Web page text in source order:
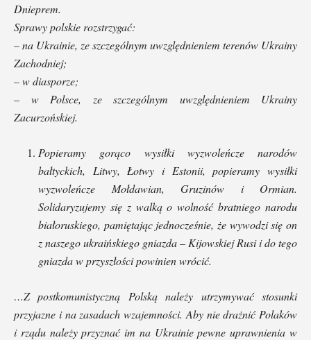
Dnieprem.
Sprawy polskie rozstrzygać:
– na Ukrainie, ze szczególnym uwzględnieniem terenów Ukrainy
Zachodniej;
– w diasporze;
– w Polsce, ze szczególnym uwzględnieniem Ukrainy
Zacurzońskiej.
Popieramy gorąco wysiłki wyzwoleńcze narodów
bałtyckich, Litwy, Łotwy i Estonii, popieramy wysiłki
wyzwoleńcze Mołdawian, Gruzinów i Ormian.
Solidaryzujemy się z walką o wolność bratniego narodu
białoruskiego, pamiętając jednocześnie, że wywodzi się on
z naszego ukraińskiego gniazda – Kijowskiej Rusi i do tego
gniazda w przyszłości powinien wrócić.
…Z postkomunistyczną Polską należy utrzymywać stosunki
przyjazne i na zasadach wzajemności. Aby nie drażnić Polaków
i rządu należy przyznać im na Ukrainie pewne uprawnienia w